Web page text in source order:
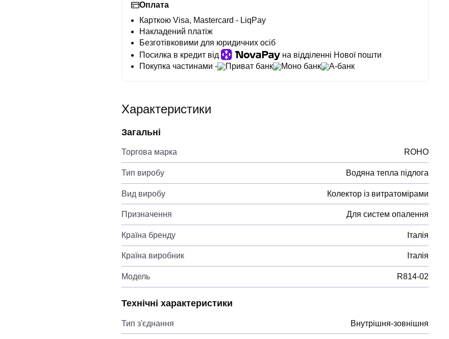
Оплата
Карткою Visa, Mastercard - LiqPay
Накладений платіж
Безготівковими для юридичних осіб
Посилка в кредит від
на відділенні Нової пошти
Покупка частинами -
Приват банк Моно банк А-банк
Характеристики
Загальні
Торгова марка ROHO
Тип виробу Водяна тепла підлога
Вид виробу Колектор із витратомірами
Призначення Для систем опалення
Країна бренду Італія
Країна виробник Італія
Модель R814-02
Технічні характеристики
Тип з'єднання Внутрішня-зовнішня